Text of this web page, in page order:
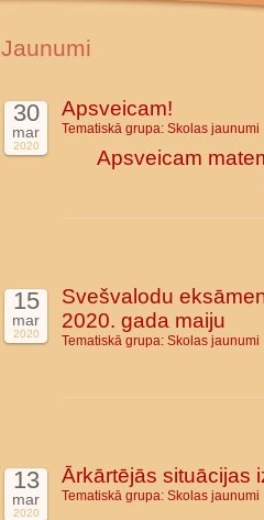
Jaunumi
30
mar
2020
Apsveicam!
Tematiskā grupa: Skolas jaunumi
Apsveicam
15
mar
2020
Svešvalodu
2020. gada maiju
Tematiskā grupa: Skolas jaunumi
13
mar
2020
Ārkārtējās situācijas
Tematiskā grupa: Skolas jaunumi